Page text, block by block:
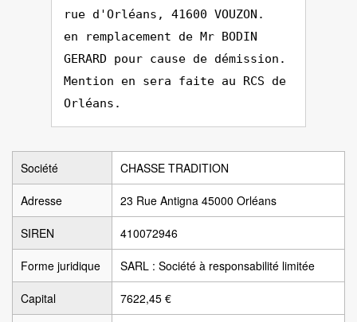
rue d'Orléans, 41600 VOUZON.
en remplacement de Mr BODIN
GERARD pour cause de démission.
Mention en sera faite au RCS de
Orléans.
Société CHASSE TRADITION
Adresse 23 Rue Antigna 45000 Orléans
SIREN 410072946
Forme juridique SARL : Société à responsabilité limitée
Capital 7622,45 €